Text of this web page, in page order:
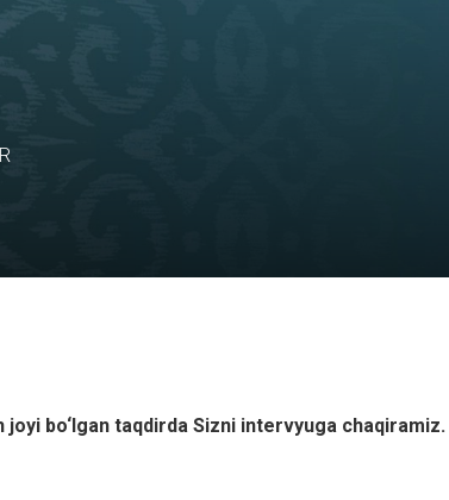
bo‘lgan taqdirda Sizni intervyuga chaqiramiz.